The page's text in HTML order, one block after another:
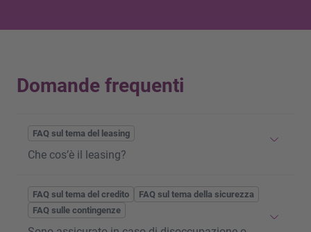
Domande frequenti
FAQ sul tema del leasing
Che cos’è il leasing?
Illeasingè una forma moderna e attuale di
finanziamento. Attualmente più di un’auto nuova su
due viene finanziata con unleasing. Illeasing
FAQ sul tema del credito
FAQ sul tema della sicurezza
FAQ sulle contingenze